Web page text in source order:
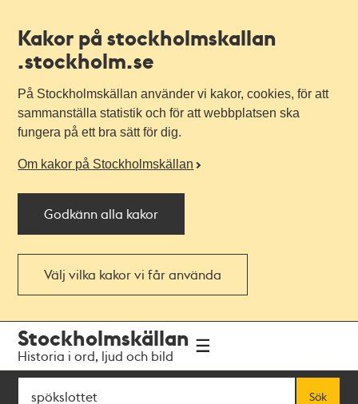
Kakor på stockholmskallan
.stockholm.se
På Stockholmskällan använder vi kakor, cookies, för att
sammanställa statistik och för att webbplatsen ska
fungera på ett bra sätt för dig.
Om kakor på Stockholmskällan
Godkänn alla kakor
Välj vilka kakor vi får använda
navigationen
huvudinnehållet
Stockholmskällan
Historia i ord, ljud och bild
Sök
Sök